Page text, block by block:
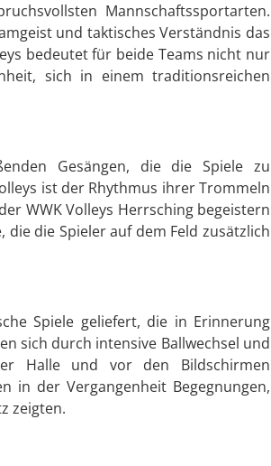
Mannschaftssportarten.
und taktisches Verständnis das
bedeutet für beide Teams nicht nur
sich in einem traditionsreichen
Gesängen, die die Spiele zu
ist der Rhythmus ihrer Trommeln
WWK Volleys Herrsching begeistern
die Spieler auf dem Feld zusätzlich
Spiele geliefert, die in Erinnerung
sich durch intensive Ballwechsel und
Halle und vor den Bildschirmen
in der Vergangenheit Begegnungen,
zeigten.